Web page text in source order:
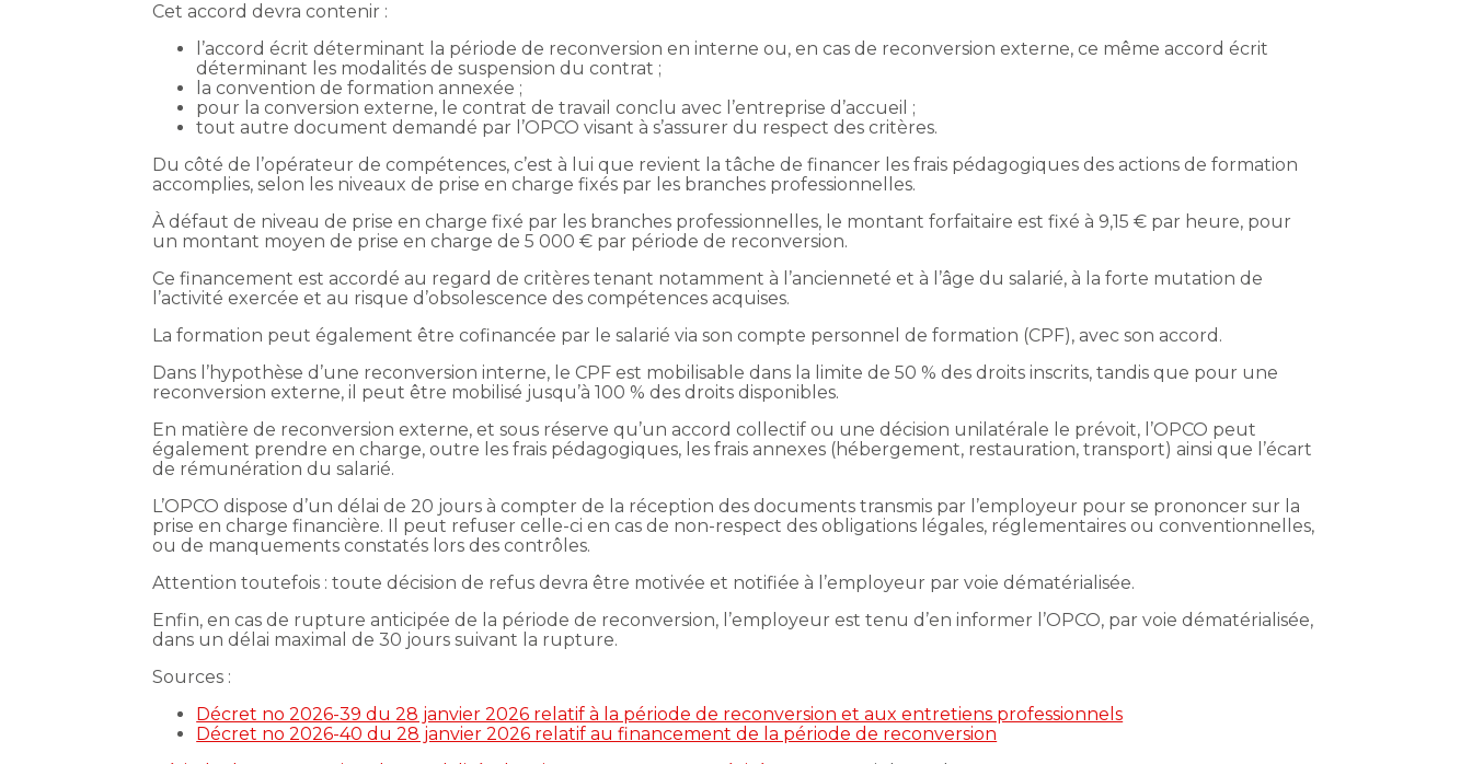
Cet accord devra contenir :
l’accord écrit déterminant la période de reconversion en interne ou, en cas de reconversion externe, ce même accord écrit
déterminant les modalités de suspension du contrat ;
la convention de formation annexée ;
pour la conversion externe, le contrat de travail conclu avec l’entreprise d’accueil ;
tout autre document demandé par l’OPCO visant à s’assurer du respect des critères.
Du côté de l’opérateur de compétences, c’est à lui que revient la tâche de financer les frais pédagogiques des actions de formation
accomplies, selon les niveaux de prise en charge fixés par les branches professionnelles.
À défaut de niveau de prise en charge fixé par les branches professionnelles, le montant forfaitaire est fixé à 9,15 € par heure, pour
un montant moyen de prise en charge de 5 000 € par période de reconversion.
Ce financement est accordé au regard de critères tenant notamment à l’ancienneté et à l’âge du salarié, à la forte mutation de
l’activité exercée et au risque d’obsolescence des compétences acquises.
La formation peut également être cofinancée par le salarié via son compte personnel de formation (CPF), avec son accord.
Dans l’hypothèse d’une reconversion interne, le CPF est mobilisable dans la limite de 50 % des droits inscrits, tandis que pour une
reconversion externe, il peut être mobilisé jusqu’à 100 % des droits disponibles.
En matière de reconversion externe, et sous réserve qu’un accord collectif ou une décision unilatérale le prévoit, l’OPCO peut
également prendre en charge, outre les frais pédagogiques, les frais annexes (hébergement, restauration, transport) ainsi que l’écart
de rémunération du salarié.
L’OPCO dispose d’un délai de 20 jours à compter de la réception des documents transmis par l’employeur pour se prononcer sur la
prise en charge financière. Il peut refuser celle-ci en cas de non-respect des obligations légales, réglementaires ou conventionnelles,
ou de manquements constatés lors des contrôles.
Attention toutefois : toute décision de refus devra être motivée et notifiée à l’employeur par voie dématérialisée.
Enfin, en cas de rupture anticipée de la période de reconversion, l’employeur est tenu d’en informer l’OPCO, par voie dématérialisée,
dans un délai maximal de 30 jours suivant la rupture.
Sources :
Décret no 2026-39 du 28 janvier 2026 relatif à la période de reconversion et aux entretiens professionnels
Décret no 2026-40 du 28 janvier 2026 relatif au financement de la période de reconversion